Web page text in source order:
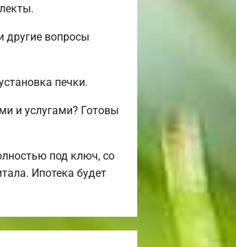
другие вопросы
печки.
и услугами? Готовы
под ключ, со
Ипотека будет